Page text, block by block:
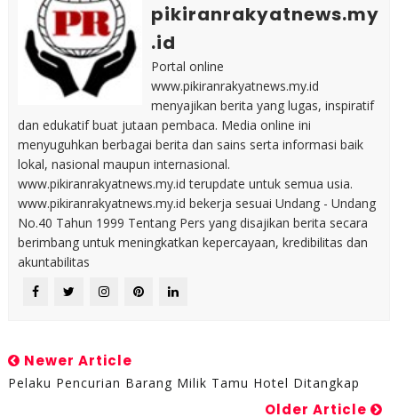
pikiranrakyatnews.my
.id
Portal online
www.pikiranrakyatnews.my.id
menyajikan berita yang lugas, inspiratif
dan edukatif buat jutaan pembaca. Media online ini
menyuguhkan berbagai berita dan sains serta informasi baik
lokal, nasional maupun internasional.
www.pikiranrakyatnews.my.id terupdate untuk semua usia.
www.pikiranrakyatnews.my.id bekerja sesuai Undang - Undang
No.40 Tahun 1999 Tentang Pers yang disajikan berita secara
berimbang untuk meningkatkan kepercayaan, kredibilitas dan
akuntabilitas
Newer Article
Pelaku Pencurian Barang Milik Tamu Hotel Ditangkap
Older Article